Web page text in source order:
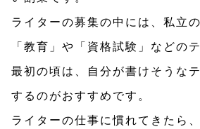
ライターの募集の中には、私立
「教育」や「資格試験」などの
最初の頃は、自分が書けそうな
するのがおすすめです。
ライターの仕事に慣れてきたら